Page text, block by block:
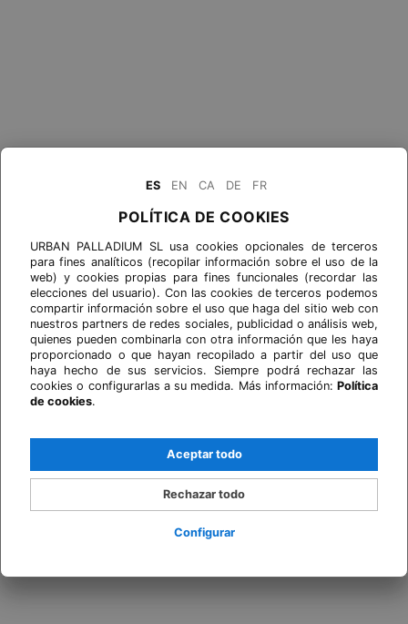
ES EN CA DE FR
POLÍTICA DE COOKIES
URBAN PALLADIUM SL usa cookies opcionales de terceros
para fines analíticos (recopilar información sobre el uso de la
web) y cookies propias para fines funcionales (recordar las
elecciones del usuario). Con las cookies de terceros podemos
compartir información sobre el uso que haga del sitio web con
nuestros partners de redes sociales, publicidad o análisis web,
quienes pueden combinarla con otra información que les haya
proporcionado o que hayan recopilado a partir del uso que
haya hecho de sus servicios. Siempre podrá rechazar las
cookies o configurarlas a su medida. Más información: Política
de cookies.
Configurar
Rechazar todo
Aceptar todo